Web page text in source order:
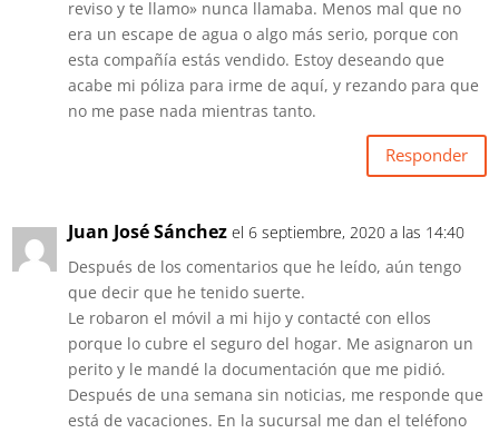
reviso y te llamo» nunca llamaba. Menos mal que no
era un escape de agua o algo más serio, porque con
esta compañía estás vendido. Estoy deseando que
acabe mi póliza para irme de aquí, y rezando para que
no me pase nada mientras tanto.
Responder
Juan José Sánchez el 6 septiembre, 2020 a las 14:40
Después de los comentarios que he leído, aún tengo
que decir que he tenido suerte.
Le robaron el móvil a mi hijo y contacté con ellos
porque lo cubre el seguro del hogar. Me asignaron un
perito y le mandé la documentación que me pidió.
Después de una semana sin noticias, me responde que
está de vacaciones. En la sucursal me dan el teléfono